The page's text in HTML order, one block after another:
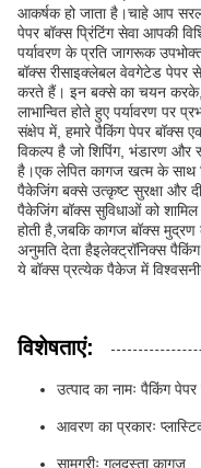
आकर्षक हो जाता है।चाहे आप
पेपर बॉक्स प्रिंटिंग सेवा आपकी
पर्यावरण के प्रति जागरूक
बॉक्स रीसाइक्लेबल वेवगेटेड पेपर
करते हैं। इन बक्से का चयन
लाभान्वित होते हुए पर्यावरण पर
संक्षेप में, हमारे पैकिंग पेपर
विकल्प है जो शिपिंग, भंडारण और
है।एक लेपित कागज खत्म के साथ
पैकेजिंग बक्से उत्कृष्ट सुरक्षा और
पैकेजिंग बॉक्स सुविधाओं को
होती है,जबकि कागज बॉक्स
अनुमति देता हैइलेक्ट्रॉनिक्स
ये बॉक्स प्रत्येक पैकेज में
विशेषताएं:
उत्पाद का नामः पैकिंग पेपर
आवरण का प्रकारः
सामग्रीः गुलदस्ता कागज